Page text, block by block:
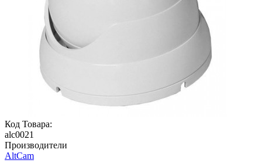
Код Товара:
alc0021
Производители
AltCam